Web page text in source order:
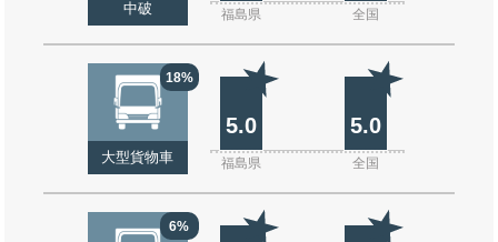
中破 福島県 全国
18%
大型貨物車
5.0 5.0
福島県 全国
6%